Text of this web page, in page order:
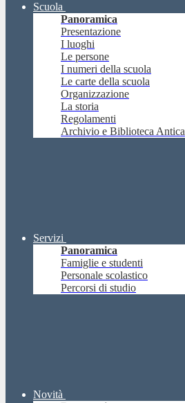
Scuola
Panoramica
Presentazione
I luoghi
Le persone
I numeri della scuola
Le carte della scuola
Organizzazione
La storia
Regolamenti
Archivio e Biblioteca Antica
Servizi
Panoramica
Famiglie e studenti
Personale scolastico
Percorsi di studio
Novità